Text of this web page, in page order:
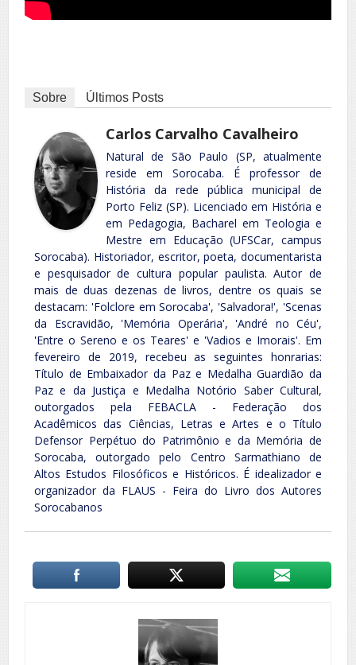
Sobre Últimos Posts
Carlos Carvalho Cavalheiro
Natural de São Paulo (SP, atualmente
reside em Sorocaba. É professor de
História da rede pública municipal de
Porto Feliz (SP). Licenciado em História e
em Pedagogia, Bacharel em Teologia e
Mestre em Educação (UFSCar, campus
Sorocaba). Historiador, escritor, poeta, documentarista
e pesquisador de cultura popular paulista. Autor de
mais de duas dezenas de livros, dentre os quais se
destacam: 'Folclore em Sorocaba', 'Salvadora!', 'Scenas
da Escravidão, 'Memória Operária', 'André no Céu',
'Entre o Sereno e os Teares' e 'Vadios e Imorais'. Em
fevereiro de 2019, recebeu as seguintes honrarias:
Título de Embaixador da Paz e Medalha Guardião da
Paz e da Justiça e Medalha Notório Saber Cultural,
outorgados pela FEBACLA - Federação dos
Acadêmicos das Ciências, Letras e Artes e o Título
Defensor Perpétuo do Patrimônio e da Memória de
Sorocaba, outorgado pelo Centro Sarmathiano de
Altos Estudos Filosóficos e Históricos. É idealizador e
organizador da FLAUS - Feira do Livro dos Autores
Sorocabanos